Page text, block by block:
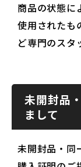
商品の状態に
使用されたも
ど専門のスタ
未開封品
まして
未開封品・同